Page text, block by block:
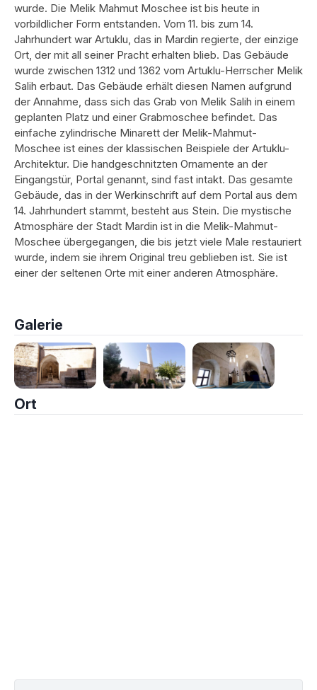
wurde. Die Melik Mahmut Moschee ist bis heute in
vorbildlicher Form entstanden. Vom 11. bis zum 14.
Jahrhundert war Artuklu, das in Mardin regierte, der einzige
Ort, der mit all seiner Pracht erhalten blieb. Das Gebäude
wurde zwischen 1312 und 1362 vom Artuklu-Herrscher Melik
Salih erbaut. Das Gebäude erhält diesen Namen aufgrund
der Annahme, dass sich das Grab von Melik Salih in einem
geplanten Platz und einer Grabmoschee befindet. Das
einfache zylindrische Minarett der Melik-Mahmut-
Moschee ist eines der klassischen Beispiele der Artuklu-
Architektur. Die handgeschnitzten Ornamente an der
Eingangstür, Portal genannt, sind fast intakt. Das gesamte
Gebäude, das in der Werkinschrift auf dem Portal aus dem
14. Jahrhundert stammt, besteht aus Stein. Die mystische
Atmosphäre der Stadt Mardin ist in die Melik-Mahmut-
Moschee übergegangen, die bis jetzt viele Male restauriert
wurde, indem sie ihrem Original treu geblieben ist. Sie ist
einer der seltenen Orte mit einer anderen Atmosphäre.
Galerie
Ort